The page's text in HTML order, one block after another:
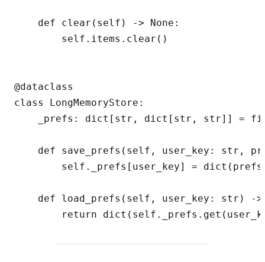
    def clear(self) -> None:
        self.items.clear()
@dataclass
class LongMemoryStore:
_prefs: dict[str, dict[str, str]] =
def save_prefs(self, user_key: str,
self._prefs[user_key] =
def load_prefs(self, user_key: str) -